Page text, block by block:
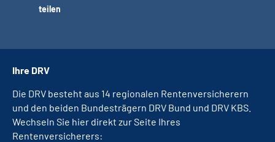
teilen
Ihre DRV
Die DRV besteht aus 14 regionalen Rentenversicherern
und den beiden Bundesträgern DRV Bund und DRV KBS.
Wechseln Sie hier direkt zur Seite Ihres
Rentenversicherers: